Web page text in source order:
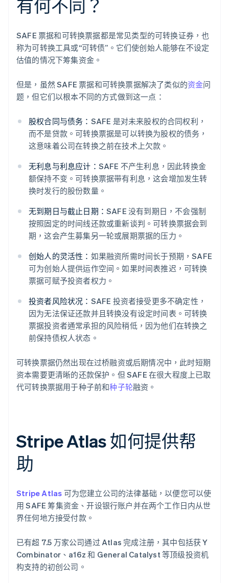
有何不同？
SAFE 票据和可转换票据都是常见类型的可转换证券，也
称为可转换工具或“可转债”。它们使创始人能够在不设定
估值的情况下筹集资金。
但是，虽然 SAFE 票据和可转换票据解决了类似的资金问
题，但它们以根本不同的方式做到这一点：
股权合同与债务： SAFE 是对未来股权的合同权利，
而不是贷款。可转换票据是可以转换为股权的债务，
这意味着公司在转换之前在技术上欠款。
无利息与利息应计： SAFE 不产生利息，因此转换金
额保持不变。可转换票据带有利息，这会增加发生转
换时发行的股份数量。
无到期日与截止日期： SAFE 没有到期日，不会强制
按照固定的时间线还款或重新谈判。可转换票据会到
期，这会产生募集另一轮或展期票据的压力。
创始人的灵活性： 如果融资所需时间长于预期，SAFE
可为创始人提供运作空间。如果时间表推迟，可转换
票据可赋予投资者权力。
投资者风险状况： SAFE 投资者接受更多不确定性，
因为无法保证还款并且转换没有设定时间表。可转换
票据投资者通常承担的风险稍低，因为他们在转换之
前保持债权人状态。
可转换票据仍然出现在过桥融资或后期情况中，此时短期
资本需要更清晰的还款保护。但 SAFE 在很大程度上已取
代可转换票据用于种子前和种子轮融资。
Stripe Atlas 如何提供帮
助
Stripe Atlas 可为您建立公司的法律基础，以便您可以使
用 SAFE 筹集资金、开设银行账户并在两个工作日内从世
界任何地方接受付款。
已有超 7.5 万家公司通过 Atlas 完成注册，其中包括获 Y
Combinator、a16z 和 General Catalyst 等顶级投资机
构支持的初创公司。